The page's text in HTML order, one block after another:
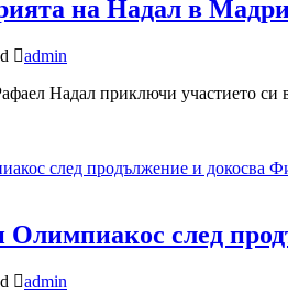
на Надал в
admin
Надал приключи участието
Олимпиакос след
admin